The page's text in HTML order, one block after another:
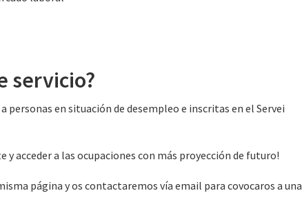
servicio?
en situación de desempleo e inscritas en el Servei
acceder a las ocupaciones con más proyección de futuro!
página y os contactaremos vía email para covocaros a una